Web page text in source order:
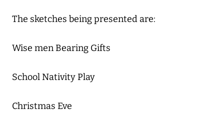
The sketches being presented are:
Wise men Bearing Gifts
School Nativity Play
Christmas Eve